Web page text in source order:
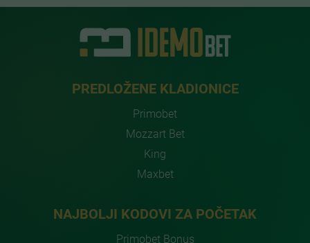
PREDLOŽENE KLADIONICE
Primobet
Mozzart Bet
King
Maxbet
NAJBOLJI KODOVI ZA POČETAK
Primobet Bonus